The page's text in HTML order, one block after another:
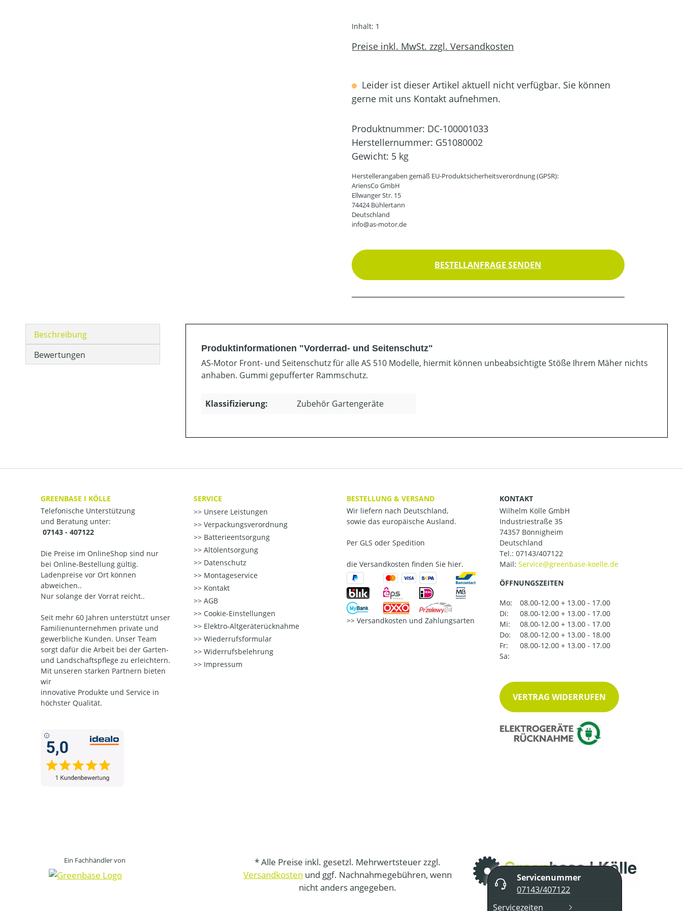
Inhalt: 1
Preise inkl. MwSt. zzgl. Versandkosten
Leider ist dieser Artikel aktuell nicht verfügbar. Sie können
gerne mit uns Kontakt aufnehmen.
Produktnummer: DC-100001033
Herstellernummer: G51080002
Gewicht: 5 kg
Herstellerangaben gemäß EU-Produktsicherheitsverordnung (GPSR):
AriensCo GmbH
Ellwanger Str. 15
74424 Bühlertann
Deutschland
info@as-motor.de
BESTELLANFRAGE SENDEN
Beschreibung
Bewertungen
Produktinformationen "Vorderrad- und Seitenschutz"
AS-Motor Front- und Seitenschutz für alle AS 510 Modelle, hiermit können unbeabsichtigte Stöße Ihrem Mäher nichts
anhaben. Gummi gepufferter Rammschutz.
Klassifizierung: Zubehör Gartengeräte
GREENBASE I KÖLLE
Telefonische Unterstützung
und Beratung unter:
07143 - 407122
Die Preise im OnlineShop sind nur
bei Online-Bestellung gültig.
Ladenpreise vor Ort können
abweichen..
Nur solange der Vorrat reicht..
Seit mehr 60 Jahren unterstützt unser
Familienunternehmen private und
gewerbliche Kunden. Unser Team
sorgt dafür die Arbeit bei der Garten-
und Landschaftspflege zu erleichtern.
Mit unseren starken Partnern bieten
wir
innovative Produkte und Service in
höchster Qualität.
SERVICE
Unsere Leistungen
Verpackungsverordnung
Batterieentsorgung
Altölentsorgung
Datenschutz
Montageservice
Kontakt
AGB
Cookie-Einstellungen
Elektro-Altgeräterücknahme
Wiederrufsformular
Widerrufsbelehrung
Impressum
BESTELLUNG & VERSAND
Wir liefern nach Deutschland,
sowie das europäische Ausland.
Per GLS oder Spedition
die Versandkosten finden Sie hier.
Versandkosten und Zahlungsarten
KONTAKT
Wilhelm Kölle GmbH
Industriestraße 35
74357 Bönnigheim
Deutschland
Tel.: 07143/407122
Mail:
ÖFFNUNGSZEITEN
Mo:
08.00-12.00 + 13.00 - 17.00
Di:
08.00-12.00 + 13.00 - 17.00
Mi:
08.00-12.00 + 13.00 - 17.00
Do:
08.00-12.00 + 13.00 - 18.00
Fr:
08.00-12.00 + 13.00 - 17.00
Sa:
VERTRAG WIDERRUFEN
Ein Fachhändler von
* Alle Preise inkl. gesetzl. Mehrwertsteuer zzgl.
Versandkosten und ggf. Nachnahmegebühren, wenn
nicht anders angegeben.
Servicenummer
07143/407122
Servicezeiten